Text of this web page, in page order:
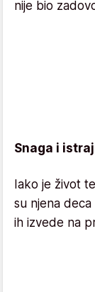
nije bio
Snaga i
Iako je život
su njena
ih izvede na